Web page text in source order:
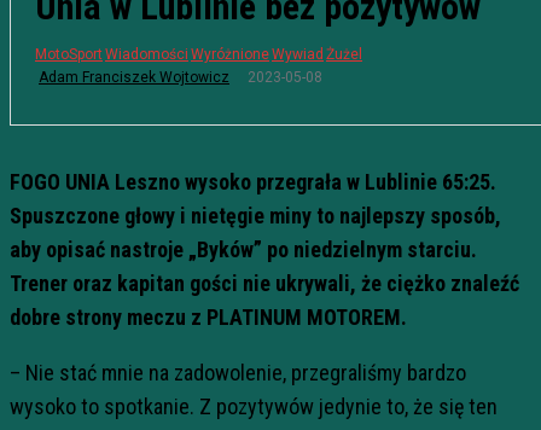
MotoSportWiadomości WyróżnioneWywiad Żużel
Adam Franciszek Wojtowicz
2023-05-08
FOGO UNIA Leszno wysoko przegrała w Lublinie 65:25.
Spuszczone głowy i nietęgie miny to najlepszy sposób,
aby opisać nastroje „Byków” po niedzielnym starciu.
Trener oraz kapitan gości nie ukrywali, że ciężko znaleźć
dobre strony meczu z PLATINUM MOTOREM.
– Nie stać mnie na zadowolenie, przegraliśmy bardzo
wysoko to spotkanie. Z pozytywów jedynie to, że się ten